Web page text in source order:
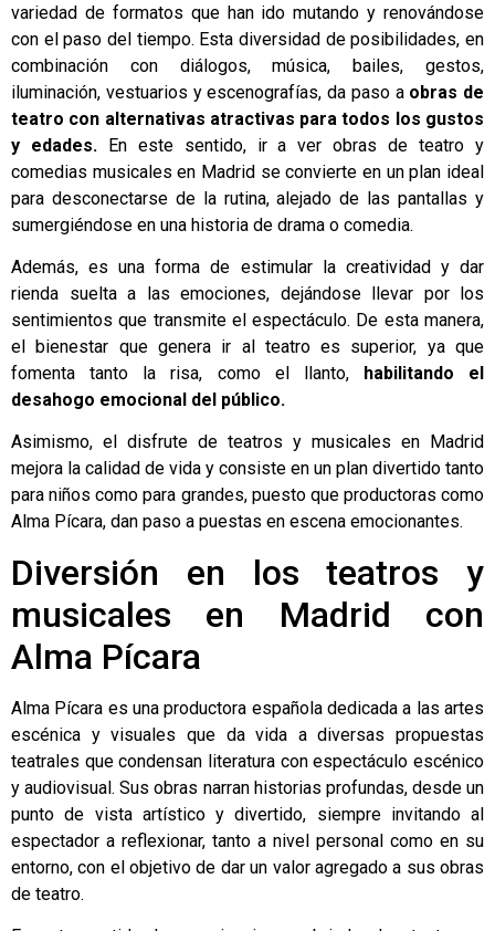
variedad de formatos que han ido mutando y renovándose
con el paso del tiempo. Esta diversidad de posibilidades, en
combinación con diálogos, música, bailes, gestos,
iluminación, vestuarios y escenografías, da paso aobras de
teatro con alternativas atractivas para todos los gustos
y edades. En este sentido, ir a ver obras de teatro y
comedias musicales en Madrid se convierte en un plan ideal
para desconectarse de la rutina, alejado de las pantallas y
sumergiéndose en una historia de drama o comedia.
Además, es una forma de estimular la creatividad y dar
rienda suelta a las emociones, dejándose llevar por los
sentimientos que transmite el espectáculo. De esta manera,
el bienestar que genera ir al teatro es superior, ya que
fomenta tanto la risa, como el llanto, habilitando el
desahogo emocional del público.
Asimismo, el disfrute de teatros y musicales en Madrid
mejora la calidad de vida y consiste en un plan divertido tanto
para niños como para grandes, puesto que productoras como
Alma Pícara, dan paso a puestas en escena emocionantes.
Diversión en los teatros y
musicales en Madrid con
Alma Pícara
Alma Pícara es una productora española dedicada a las artes
escénica y visuales que da vida a diversas propuestas
teatrales que condensan literatura con espectáculo escénico
y audiovisual. Sus obras narran historias profundas, desde un
punto de vista artístico y divertido, siempre invitando al
espectador a reflexionar, tanto a nivel personal como en su
entorno, con el objetivo de dar un valor agregado a sus obras
de teatro.